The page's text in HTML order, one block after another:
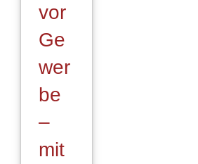
vor
Ge
wer
be
–
mit